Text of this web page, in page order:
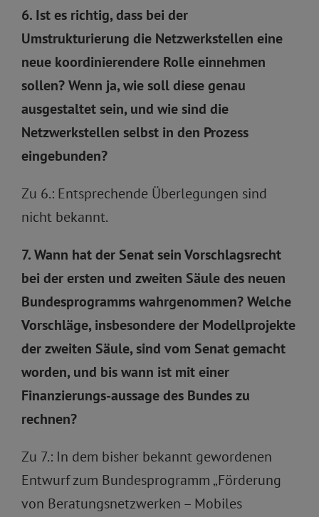
6. Ist es richtig, dass bei der
Umstrukturierung die Netzwerkstellen eine
neue koordinierendere Rolle einnehmen
sollen? Wenn ja, wie soll diese genau
ausgestaltet sein, und wie sind die
Netzwerkstellen selbst in den Prozess
eingebunden?
Zu 6.: Entsprechende Überlegungen sind
nicht bekannt.
7. Wann hat der Senat sein Vorschlagsrecht
bei der ersten und zweiten Säule des neuen
Bundesprogramms wahrgenommen? Welche
Vorschläge, insbesondere der Modellprojekte
der zweiten Säule, sind vom Senat gemacht
worden, und bis wann ist mit einer
Finanzierungs-aussage des Bundes zu
rechnen?
Zu 7.: In dem bisher bekannt gewordenen
Entwurf zum Bundesprogramm „Förderung
von Beratungsnetzwerken – Mobiles